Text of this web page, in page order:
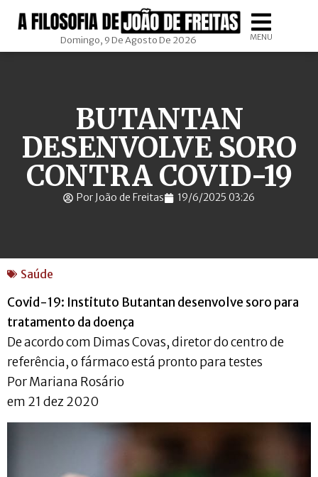
Domingo, 9 De Agosto De 2026 MENU
BUTANTAN
DESENVOLVE SORO
CONTRA COVID-19
Por João de Freitas 19/6/2025 03:26
Saúde
Covid-19: Instituto Butantan desenvolve soro para
tratamento da doença
De acordo com Dimas Covas, diretor do centro de
referência, o fármaco está pronto para testes
Por Mariana Rosário
em 21 dez 2020